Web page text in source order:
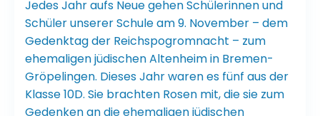
Jedes Jahr aufs Neue gehen Schülerinnen und
Schüler unserer Schule am 9. November – dem
Gedenktag der Reichspogromnacht – zum
ehemaligen jüdischen Altenheim in Bremen-
Gröpelingen. Dieses Jahr waren es fünf aus der
Klasse 10D. Sie brachten Rosen mit, die sie zum
Gedenken an die ehemaligen jüdischen